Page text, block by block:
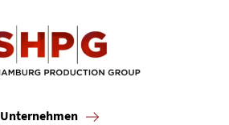
Unternehmen